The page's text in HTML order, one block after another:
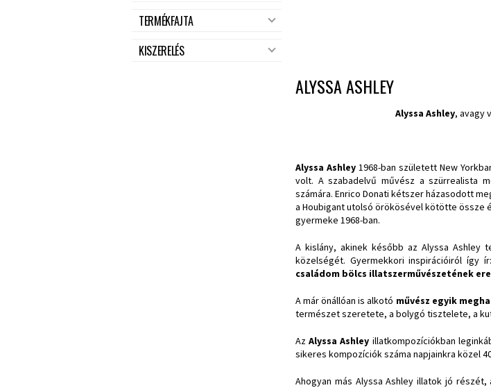
TERMÉKFAJTA
KISZERELÉS
ALYSSA ASHLEY
Alyssa Ashley, avagy
Alyssa Ashley 1968-ban született New
volt. A szabadelvű művész a szürrealista
számára. Enrico Donati kétszer házasodott
a Houbigant utolsó örökösével kötötte össze
gyermeke 1968-ban.
A kislány, akinek később az Alyssa Ashley
közelségét. Gyermekkori inspirációiról így
családom bölcs illatszerművészetének
A már önállóan is alkotó művész egyik
természet szeretete, a bolygó tisztelete, a
AzAlyssa Ashley illatkompozíciókban
sikeres kompozíciók száma napjainkra közel
Ahogyan más Alyssa Ashley illatok jó részét,